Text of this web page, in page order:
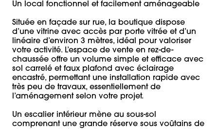
Un local fonctionnel et facilement aménageable
Située en façade sur rue, la boutique dispose
d’une vitrine avec accès par porte vitrée et d’un
linéaire d’environ 3 mètres, idéal pour valoriser
votre activité. L’espace de vente en rez-de-
chaussée offre un volume simple et efficace avec
sol carrelé et faux plafond avec éclairage
encastré, permettant une installation rapide avec
très peu de travaux, essentiellement de
l’aménagement selon votre projet.
Un escalier intérieur mène au sous-sol
comprenant une grande réserve sous voûtains de